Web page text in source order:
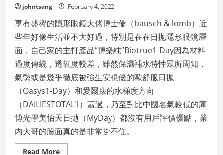
johntsang February 4, 2022
享有盛譽的隱形眼鏡大佬博士倫（bausch & lomb）近
些年好像生活並不大好過，特別是在在日拋隱形眼鏡層
面，自己家的主打產品“博樂純”Biotrue1-Day因為材料
過度傳統，透氧度較差，雖然保濕補水特性眾所周知，
氣勢或是幾乎徹底被強生安視優的歐舒服日拋
（Oasys1-Day）和愛爾康的水梯度方向
（DAILIESTOTAL1）蓋過，乃至對比中國名氣較低的庫
博光學美怡天日拋（MyDay）都沒有用戶評價優點，業
內大哥的臉面真的是非常掛不住。
Read MoreRead